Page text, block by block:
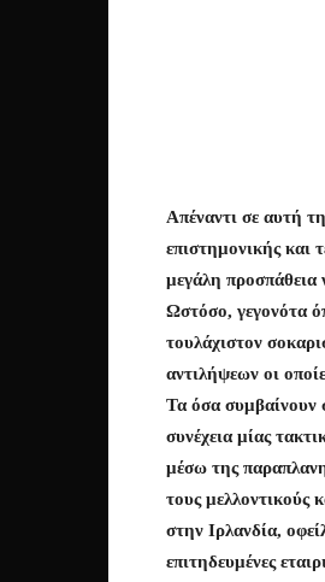
Απέναντι σε αυτή
επιστημονικής και
μεγάλη
Ωστόσο, γεγονότα
τουλάχιστον
αντιλήψεων οι
Τα όσα συμβαίνουν
συνέχεια μίας
μέσω της
τους μελλοντικούς
στην Ιρλανδία,
επιτηδευμένες